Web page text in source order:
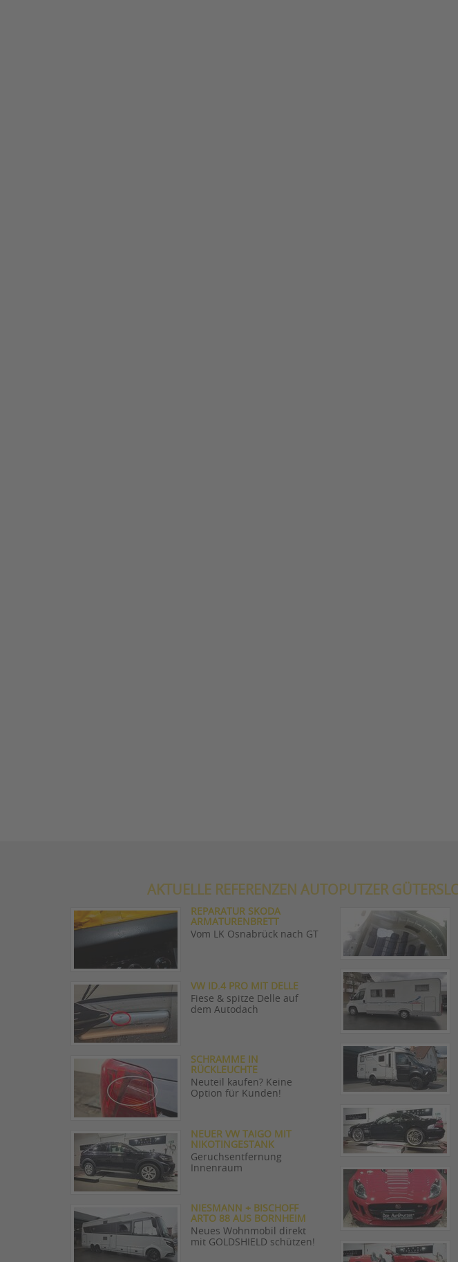
AKTUELLE REFERENZEN AUTOPUTZER
REPARATUR SKODA
ARMATURENBRETT
Vom LK Osnabrück nach GT
VW ID.4 PRO MIT DELLE
Fiese & spitze Delle auf
dem Autodach
SCHRAMME IN
RÜCKLEUCHTE
Neuteil kaufen? Keine
Option für Kunden!
NEUER VW TAIGO MIT
NIKOTINGESTANK
Geruchsentfernung
Innenraum
NIESMANN + BISCHOFF
ARTO 88 AUS BORNHEIM
Neues Wohnmobil direkt
mit GOLDSHIELD schützen!